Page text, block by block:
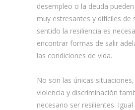
desempleo o la deuda
muy estresantes y difíciles de
sentido la resiliencia es
encontrar formas de salir
las condiciones de vida.
No son las únicas
violencia y discriminación
necesario ser resilientes.